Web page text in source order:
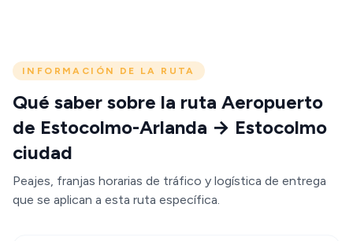
INFORMACIÓN DE LA RUTA
Qué saber sobre la ruta Aeropuerto
de Estocolmo-Arlanda → Estocolmo
ciudad
Peajes, franjas horarias de tráfico y logística de entrega
que se aplican a esta ruta específica.